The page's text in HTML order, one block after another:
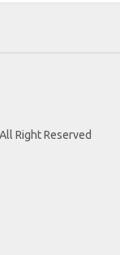
Right Reserved